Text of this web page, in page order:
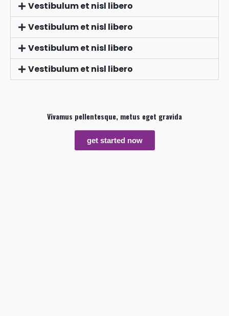
Vestibulum et nisl libero
Vestibulum et nisl libero
Vestibulum et nisl libero
Vestibulum et nisl libero
Vivamus pellentesque, metus eget gravida
get started now